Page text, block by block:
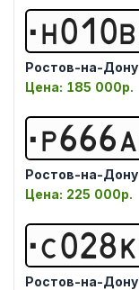
С028К
Ростов-на-Дону
Н01 0В
Ростов-на-Дону
Цена: 185 000р.
Р666 А
Ростов-на-Дону
Цена: 225 000р.